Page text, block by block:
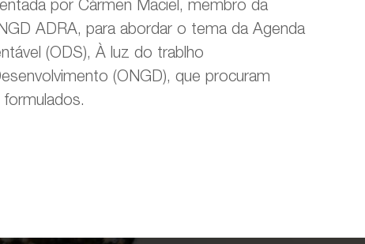
por Cármen Maciel, membro da
ADRA, para abordar o tema da Agenda
(ODS), À luz do trablho
(ONGD), que procuram